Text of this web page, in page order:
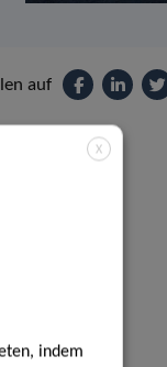
auf
X
indem